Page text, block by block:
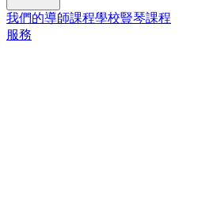
我們的導師課程學校豎琴課程
服務